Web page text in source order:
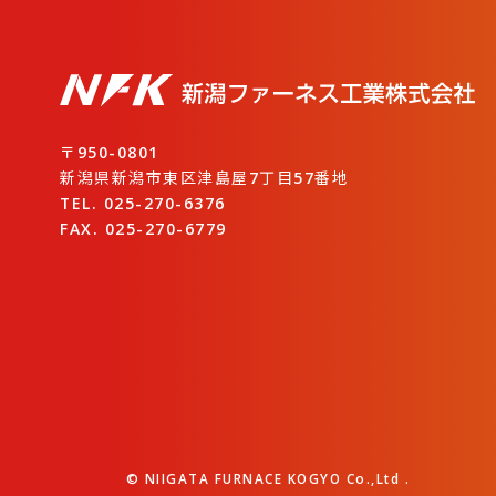
〒950-0801
新潟県新潟市東区津島屋7丁目57番地
TEL. 025-270-6376
FAX. 025-270-6779
© NIIGATA FURNACE KOGYO Co.,Ltd .